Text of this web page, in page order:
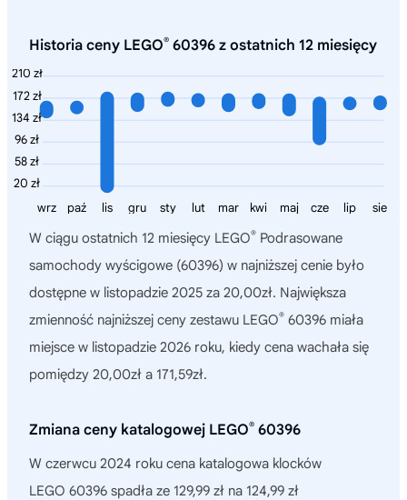
Historia ceny LEGO® 60396 z ostatnich 12 miesięcy
210 zł
172 zł
134 zł
96 zł
58 zł
20 zł
sie
lip
cze
maj
kwi
mar
lut
sty
gru
lis
paź
wrz
W ciągu ostatnich 12 miesięcy LEGO® Podrasowane
samochody wyścigowe (60396) w najniższej cenie było
dostępne w listopadzie 2025 za 20,00zł. Największa
zmienność najniższej ceny zestawu LEGO® 60396 miała
miejsce w listopadzie 2026 roku, kiedy cena wachała się
pomiędzy 20,00zł a 171,59zł.
Zmiana ceny katalogowej LEGO® 60396
W czerwcu 2024 roku cena katalogowa klocków
LEGO 60396 spadła ze 129,99 zł na 124,99 zł